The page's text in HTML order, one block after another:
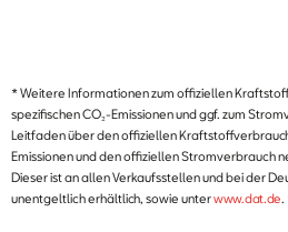
* Weitere Informationen zum offiziellen
spezifischen CO₂-Emissionen und ggf. zum
Leitfaden über den offiziellen
Emissionen und den offiziellen Stromverbrauch
Dieser ist an allen Verkaufsstellen und bei der
unentgeltlich erhältlich, sowie unterwww.dat.de.